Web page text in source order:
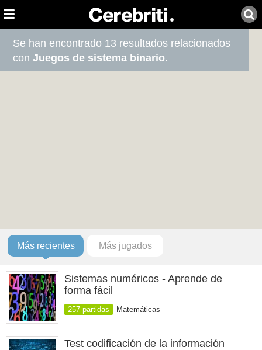
Se han encontrado 13 resultados relacionados
conJuegos de sistema binario.
Más recientes Más jugados
Sistemas numéricos - Aprende de
forma fácil
257 partidas Matemáticas
Test codificación de la información